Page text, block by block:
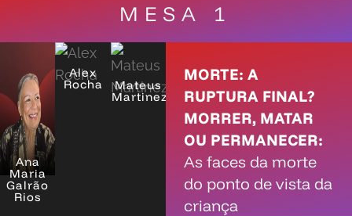
MESA 1
Ana
Maria
Galrão
Rios
Alex
Rocha Mateus
Martinez
MORTE: A
RUPTURA FINAL?
MORRER, MATAR
OU PERMANECER:
As faces da morte
do ponto de vista da
criança